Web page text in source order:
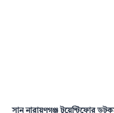
সান নারায়ণগঞ্জ টুয়েন্টিফোর